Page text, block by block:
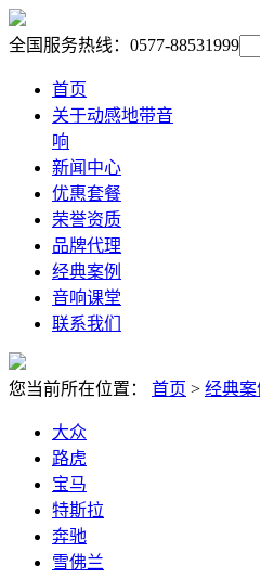
全国服务热线：0577-88531999
首页
关于动感地带音
响
新闻中心
优惠套餐
荣誉资质
品牌代理
经典案例
音响课堂
联系我们
您当前所在位置： 首页 > 经典案
大众
路虎
宝马
特斯拉
奔驰
雪佛兰